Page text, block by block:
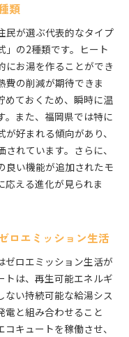
類
民が選ぶ代表的なタイプ
」の2種類です。ヒート
にお湯を作ることができ
費の削減が期待できま
めておくため、瞬時に温
。また、福岡県では特に
好まれる傾向があり、
れています。さらに、
良い機能が追加されたモ
応える進化が見られま
ロエミッション生活
ゼロエミッション生活が
トは、再生可能エネルギ
ない持続可能な給湯シス
電と組み合わせること
キュートを稼働させ、